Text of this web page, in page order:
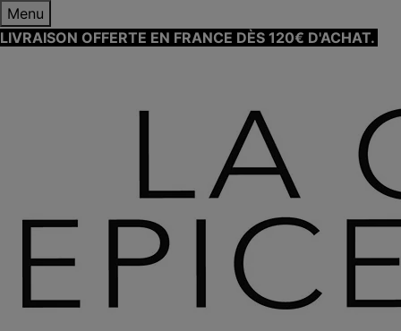
Menu
LIVRAISON OFFERTE EN FRANCE DÈS 120€ D'ACHAT.